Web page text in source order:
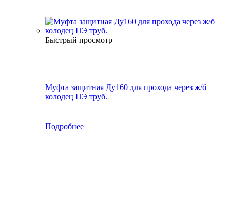
Быстрый просмотр
Муфта защитная Ду160 для прохода через ж/б
колодец ПЭ труб.
Подробнее